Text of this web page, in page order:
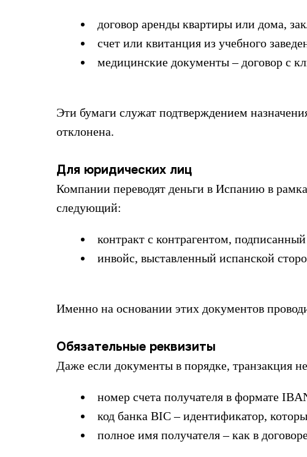
договор аренды квартиры или дома,
счет или квитанция из учебного
медицинские документы – договор с
Эти бумаги служат подтверждением
отклонена.
Для юридических лиц
Компании переводят деньги в Испанию в
следующий:
контракт с контрагентом,
инвойс, выставленный испанской
Именно на основании этих документов
Обязательные реквизиты
Даже если документы в порядке, транзакция
номер счета получателя в формате
код банка BIC – идентификатор,
полное имя получателя – как в